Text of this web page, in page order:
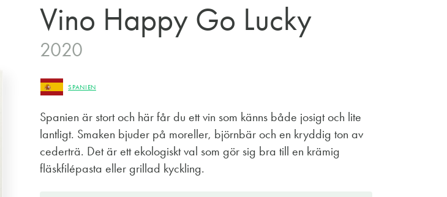
Vino Happy Go Lucky
2020
SPANIEN
Spanien är stort och här får du ett vin som känns både josigt och lite
lantligt. Smaken bjuder på moreller, björnbär och en kryddig ton av
cederträ. Det är ett ekologiskt val som gör sig bra till en krämig
fläskfilépasta eller grillad kyckling.